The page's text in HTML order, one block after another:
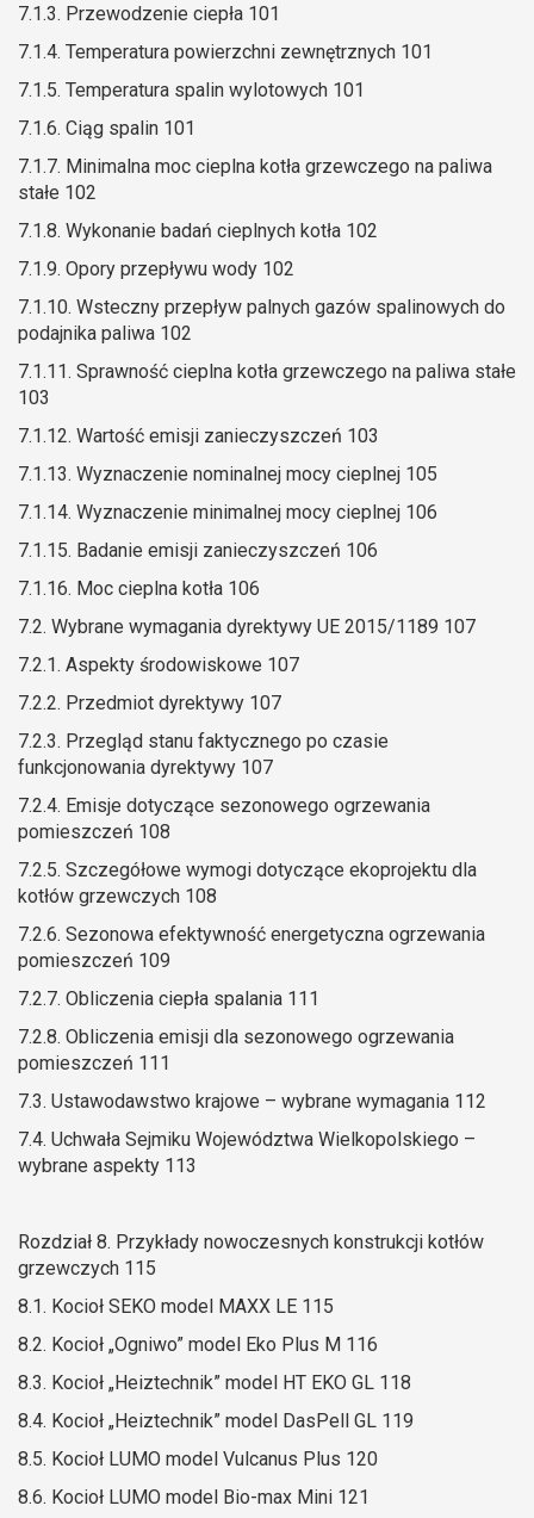
7.1.3. Przewodzenie ciepła 101
7.1.4. Temperatura powierzchni zewnętrznych 101
7.1.5. Temperatura spalin wylotowych 101
7.1.6. Ciąg spalin 101
7.1.7. Minimalna moc cieplna kotła grzewczego na paliwa
stałe 102
7.1.8. Wykonanie badań cieplnych kotła 102
7.1.9. Opory przepływu wody 102
7.1.10. Wsteczny przepływ palnych gazów spalinowych do
podajnika paliwa 102
7.1.11. Sprawność cieplna kotła grzewczego na paliwa stałe
103
7.1.12. Wartość emisji zanieczyszczeń 103
7.1.13. Wyznaczenie nominalnej mocy cieplnej 105
7.1.14. Wyznaczenie minimalnej mocy cieplnej 106
7.1.15. Badanie emisji zanieczyszczeń 106
7.1.16. Moc cieplna kotła 106
7.2. Wybrane wymagania dyrektywy UE 2015/1189 107
7.2.1. Aspekty środowiskowe 107
7.2.2. Przedmiot dyrektywy 107
7.2.3. Przegląd stanu faktycznego po czasie
funkcjonowania dyrektywy 107
7.2.4. Emisje dotyczące sezonowego ogrzewania
pomieszczeń 108
7.2.5. Szczegółowe wymogi dotyczące ekoprojektu dla
kotłów grzewczych 108
7.2.6. Sezonowa efektywność energetyczna ogrzewania
pomieszczeń 109
7.2.7. Obliczenia ciepła spalania 111
7.2.8. Obliczenia emisji dla sezonowego ogrzewania
pomieszczeń 111
7.3. Ustawodawstwo krajowe – wybrane wymagania 112
7.4. Uchwała Sejmiku Województwa Wielkopolskiego –
wybrane aspekty 113
Rozdział 8. Przykłady nowoczesnych konstrukcji kotłów
grzewczych 115
8.1. Kocioł SEKO model MAXX LE 115
8.2. Kocioł „Ogniwo” model Eko Plus M 116
8.3. Kocioł „Heiztechnik” model HT EKO GL 118
8.4. Kocioł „Heiztechnik” model DasPell GL 119
8.5. Kocioł LUMO model Vulcanus Plus 120
8.6. Kocioł LUMO model Bio-max Mini 121